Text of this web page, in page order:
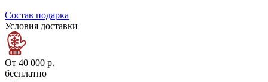
Состав подарка
Условия доставки
От 40 000 р.
бесплатно